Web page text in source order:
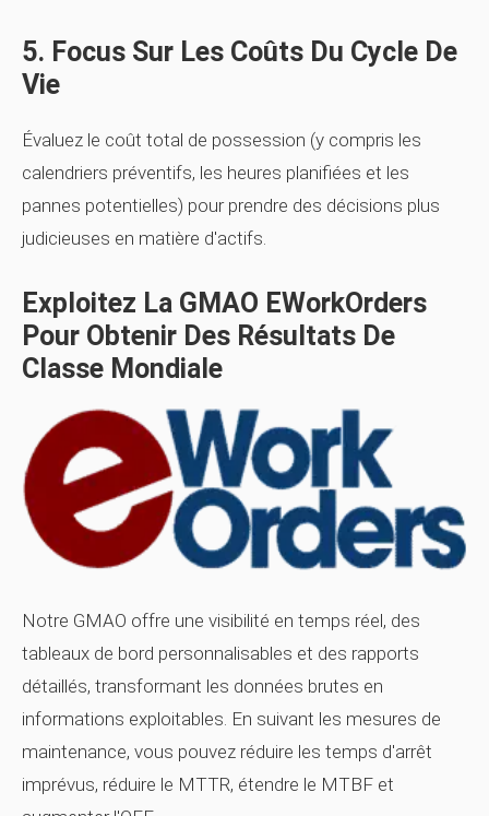
5. Focus Sur Les Coûts Du Cycle De
Vie
Évaluez le coût total de possession (y compris les
calendriers préventifs, les heures planifiées et les
pannes potentielles) pour prendre des décisions plus
judicieuses en matière d'actifs.
Exploitez La GMAO EWorkOrders
Pour Obtenir Des Résultats De
Classe Mondiale
Notre GMAO offre une visibilité en temps réel, des
tableaux de bord personnalisables et des rapports
détaillés, transformant les données brutes en
informations exploitables. En suivant les mesures de
maintenance, vous pouvez réduire les temps d'arrêt
imprévus, réduire le MTTR, étendre le MTBF et